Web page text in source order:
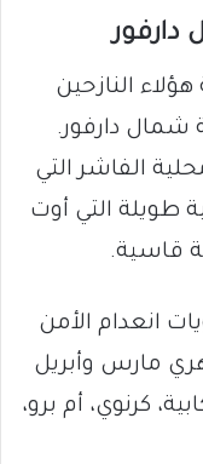
دارفور
هؤلاء النازحين
شمال دارفور.
الفاشر التي
ومحلية طويلة التي أوت
انعدام الأمن
مارس وأبريل
كرنوي، أم برو،